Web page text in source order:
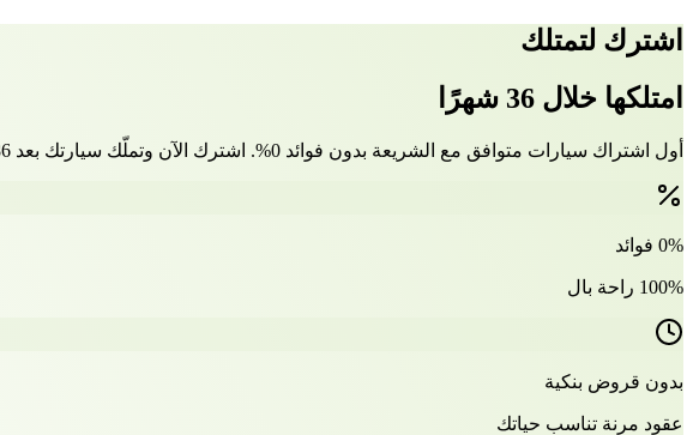
اشترك لتمتلك
امتلكها خلال 36 شهرًا
أول اشتراك سيارات متوافق مع الشريعة بدون فوائد 0%. اشترك الآن وتملّك سيارتك بعد 36 شهرًا
0% فوائد
100% راحة بال
بدون قروض بنكية
عقود مرنة تناسب حياتك